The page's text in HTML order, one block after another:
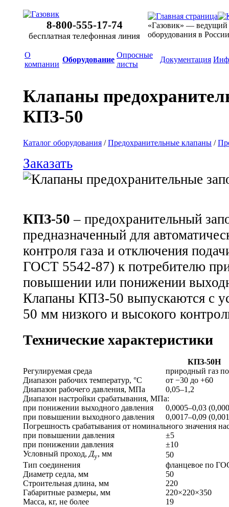
8-800-555-17-74
бесплатная телефонная линия
«Газовик» — ведущий
оборудования в России
О
компании
Оборудование
Опросные
листы
Документация
Клапаны
КПЗ-50
Каталог оборудования /Предохранительные клапаны /
Заказать
КПЗ-50 – предохранительный
предназначенный для
контроля газа и отключения
ГОСТ 5542-87) к потребителю
повышении или понижении
Клапаны КПЗ-50 выпускаются с
50 мм низкого и высокого
Технические характеристики
КПЗ-50Н
Регулируемая среда
природный газ
Диапазон рабочих температур, °С
от −30 до +60
Диапазон рабочего давления, МПа
0,05–1,2
Диапазон настройки срабатывания, МПа:
при понижении выходного давления
0,0005–0,03
при повышении выходного давления
0,0017–0,09
Погрешность срабатывания от номинального значения
при повышении давления
±5
при понижении давления
±10
Условный проход, Ду, мм
50
Тип соединения
фланцевое по
Диаметр седла, мм
50
Строительная длина, мм
220
Габаритные размеры, мм
220×220×350
Масса, кг, не более
19